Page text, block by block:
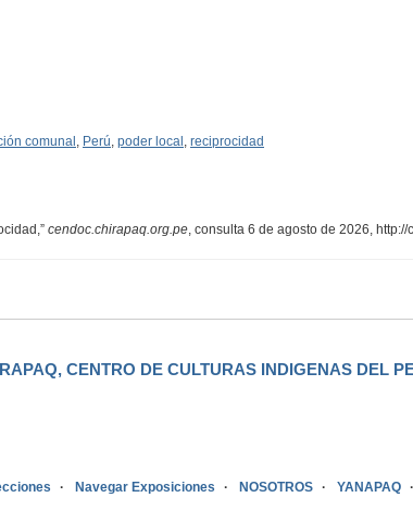
comunal Perú poder local reciprocidad
cendoc.chirapaq.org.pe , consulta 6 de agosto de 2026, http://
CENTRO DE CULTURAS INDIGENAS DEL
Navegar Exposiciones NOSOTROS YANAPAQ